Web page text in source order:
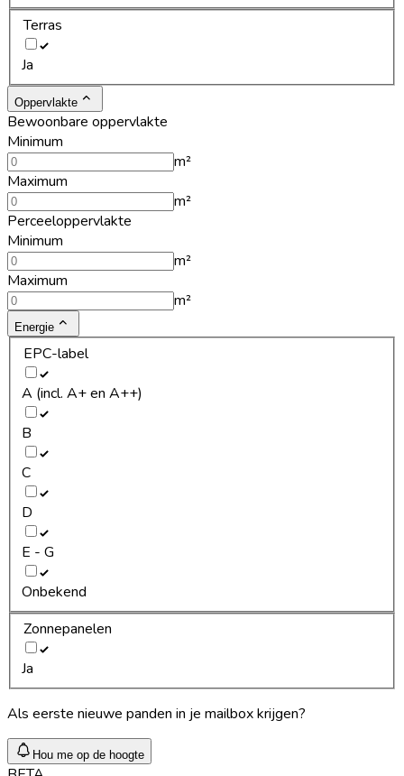
Terras
Ja
Oppervlakte
Bewoonbare oppervlakte
Minimum
m²
Maximum
m²
Perceeloppervlakte
Minimum
m²
Maximum
m²
Energie
EPC-label
A (incl. A+ en A++)
B
C
D
E - G
Onbekend
Zonnepanelen
Ja
Als eerste nieuwe panden in je mailbox krijgen?
Hou me op de hoogte